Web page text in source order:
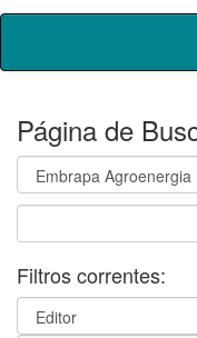
Skip
Página de
Filtros correntes: